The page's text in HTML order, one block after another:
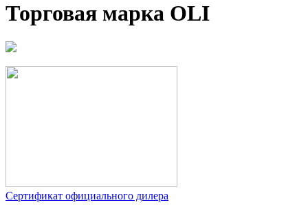
Торговая марка OLI
Сертификат официального дилера